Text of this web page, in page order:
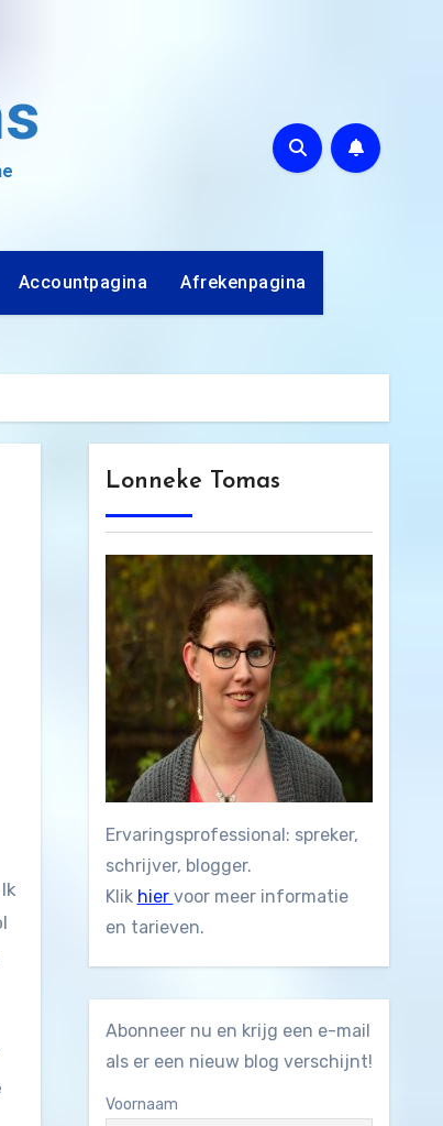
Accountpagina Afrekenpagina
Lonneke Tomas
Ervaringsprofessional: spreker,
schrijver, blogger.
Klik hier voor meer informatie
en tarieven.
Abonneer nu en krijg een e-mail
als er een nieuw blog verschijnt!
Voornaam